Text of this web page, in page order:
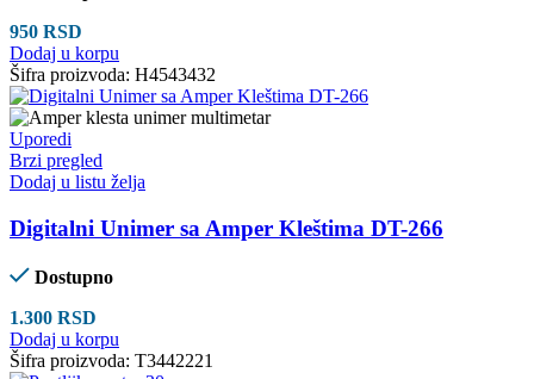
950 RSD
Dodaj u korpu
Šifra proizvoda: H4543432
Uporedi
Brzi pregled
Dodaj u listu želja
Digitalni Unimer sa Amper Kleštima DT-266
Dostupno
1.300 RSD
Dodaj u korpu
Šifra proizvoda: T3442221